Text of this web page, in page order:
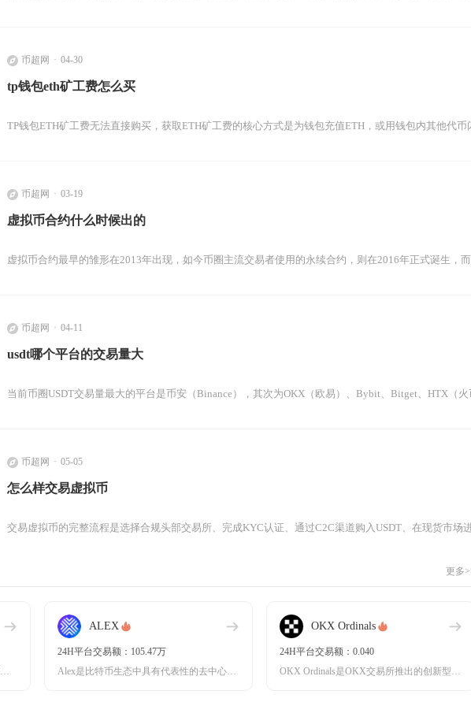
币超网 04-30
tp钱包eth矿工费怎么买
TP钱包ETH矿工费无法直接购买，获取ETH矿工费的核心方式是为钱包充值ETH，或用钱包内其他代币
币超网 03-19
虚拟币合约什么时候出的
虚拟币合约最早的雏形在2013年出现，如今币圈主流交易者使用的永续合约，则在2016年正式诞生，
币超网 04-11
usdt哪个平台的交易量大
当前币圈USDT交易量最大的平台是币安（Binance），其次为OKX（欧易）、Bybit、Bitget、HTX（火
币超网 05-05
怎么样交易虚拟币
交易虚拟币的完整流程是选择合规头部交易所、完成KYC认证、通过C2C渠道购入USDT、在现货市场
更多
VEBITCOIN是一家全球领先的数字货币交易平台，成立于2017年，专注于为用户提供安全
ALEX
24H平台交易额：105.47万
Alex是比特币生态中具有代表性的去中心化交易所，基于Stacks区块链构建，专注于在比特
OKX Ordinals
24H平台交易额：0.040
OKX Ordinals是OKX交易所推出的创新型数字资产交易平台，专注于Ordinals